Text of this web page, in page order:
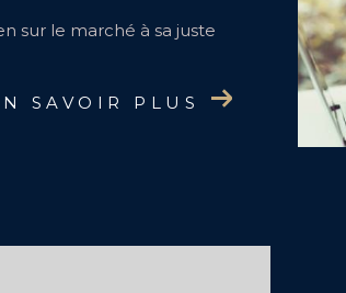
sur le marché à sa juste
SAVOIR PLUS